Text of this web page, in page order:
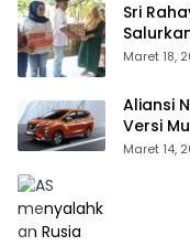
Sri
Maret 18,
Aliansi
Versi
Maret 14,